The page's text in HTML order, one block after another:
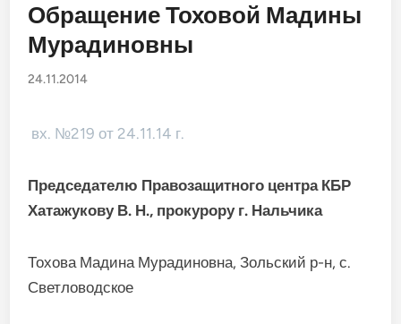
Обращение Тоховой Мадины
Мурадиновны
24.11.2014
вх. №219 от 24.11.14 г.
Председателю Правозащитного центра КБР
Хатажукову В. Н., прокурору г. Нальчика
Тохова Мадина Мурадиновна, Зольский р-н, с.
Светловодское